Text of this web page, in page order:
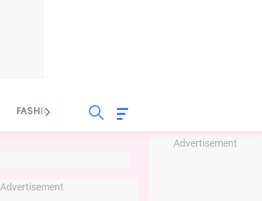
Advertisement
FASHION FOOD
Advertisement